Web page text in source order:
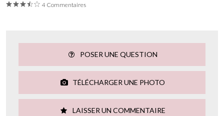
4 Commentaires
POSER UNE QUESTION
TÉLÉCHARGER UNE PHOTO
LAISSER UN COMMENTAIRE